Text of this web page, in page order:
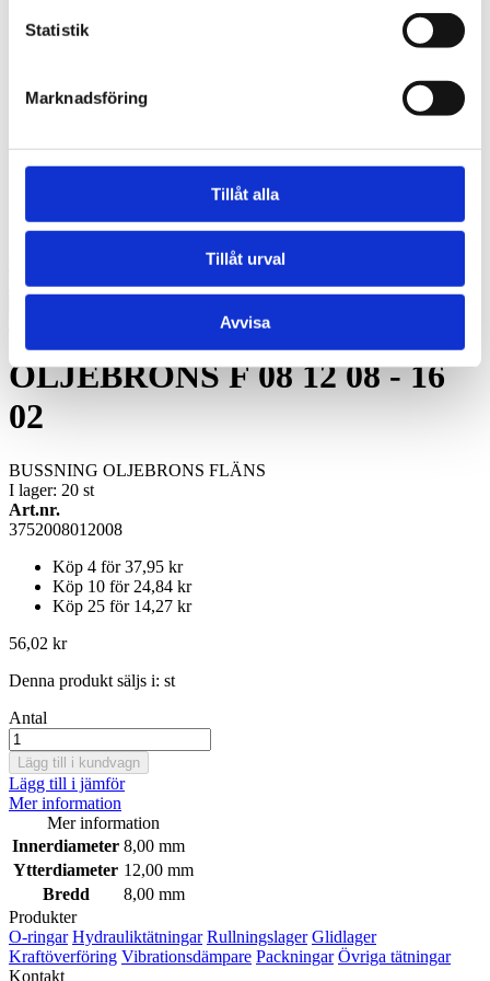
Statistik
Marknadsföring
Tillåt alla
Tillåt urval
Avvisa
Kraftöverföring
Kilremskivor
Koniska klämbussningar
Rullkedja
Kedjehjul
Vibrationsdämpare
Hoppa till slutet av bildgalleriet
Hoppa till början av bildgalleriet
OLJEBRONS F 08 12 08 - 16
02
BUSSNING OLJEBRONS FLÄNS
I lager: 20 st
Art.nr.
3752008012008
Köp 4 för37,95 kr
Köp 10 för 24,84 kr
Köp 25 för 14,27 kr
56,02 kr
Denna produkt säljs i: st
Antal
Lägg till i kundvagn
Lägg till i jämför
Mer information
Mer information
Innerdiameter 8,00 mm
Ytterdiameter 12,00 mm
Bredd
8,00 mm
Produkter
O-ringar Hydrauliktätningar Rullningslager Glidlager
Kraftöverföring Vibrationsdämpare Packningar Övriga tätningar
Kontakt